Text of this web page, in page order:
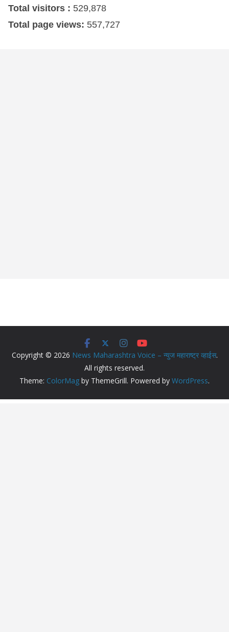
Total visitors : 529,878
Total page views: 557,727
Copyright © 2026 News Maharashtra Voice – न्युज महाराष्ट्र व्हाईस.
All rights reserved.
Theme: ColorMag by ThemeGrill. Powered by WordPress.